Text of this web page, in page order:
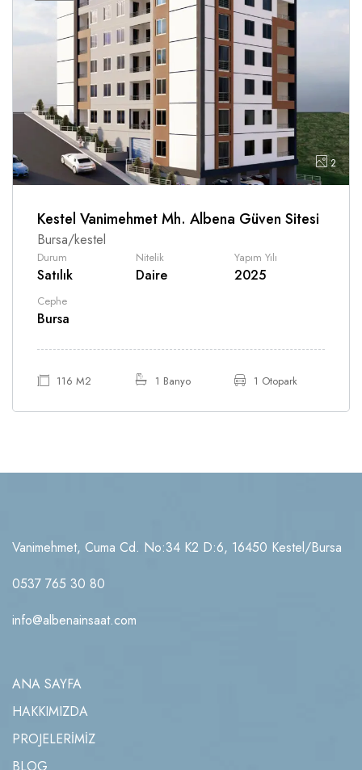
2
Kestel Vanimehmet Mh. Albena Güven Sitesi
Bursa/kestel
Durum
Satılık
Nitelik
Daire
Yapım Yılı
2025
Cephe
Bursa
116 M2 1 Banyo 1 Otopark
Vanimehmet, Cuma Cd. No:34 K2 D:6, 16450 Kestel/Bursa
0537 765 30 80
info@albenainsaat.com
ANA SAYFA
HAKKIMIZDA
PROJELERİMİZ